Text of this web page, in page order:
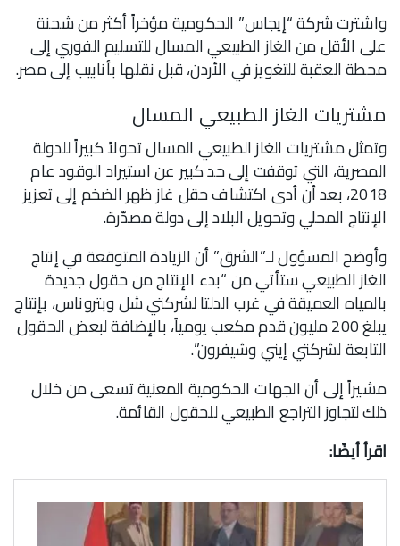
واشترت شركة “إيجاس” الحكومية مؤخراً أكثر من شحنة
على الأقل من الغاز الطبيعي المسال للتسليم الفوري إلى
محطة العقبة للتغويز في الأردن، قبل نقلها بأنابيب إلى مصر.
مشتريات الغاز الطبيعي المسال
وتمثل مشتريات الغاز الطبيعي المسال تحولاً كبيراً للدولة
المصرية، التي توقفت إلى حد كبير عن استيراد الوقود عام
2018، بعد أن أدى اكتشاف حقل غاز ظهر الضخم إلى تعزيز
الإنتاج المحلي وتحويل البلاد إلى دولة مصدّرة.
وأوضح المسؤول لـ”الشرق” أن الزيادة المتوقعة في إنتاج
الغاز الطبيعي ستأتي من “بدء الإنتاج من حقول جديدة
بالمياه العميقة في غرب الدلتا لشركتي شل وبتروناس، بإنتاج
يبلغ 200 مليون قدم مكعب يومياً، بالإضافة لبعض الحقول
التابعة لشركتي إيني وشيفرون”.
مشيراً إلى أن الجهات الحكومية المعنية تسعى من خلال
ذلك لتجاوز التراجع الطبيعي للحقول القائمة.
اقرأ أيضًا: